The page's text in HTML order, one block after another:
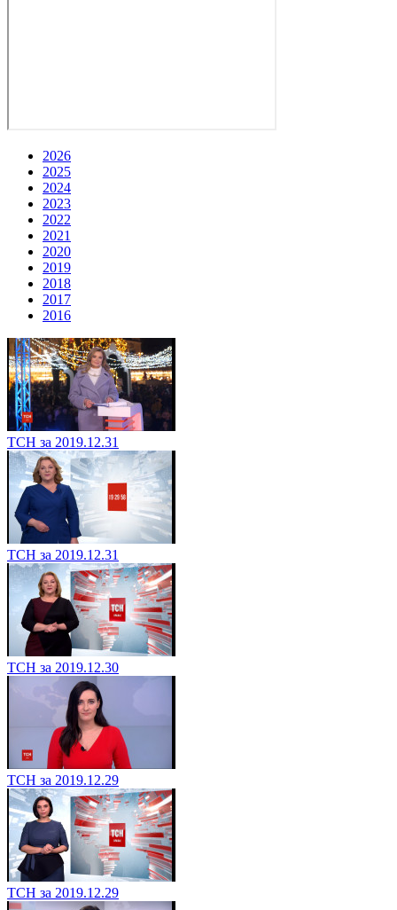
2026
2025
2024
2023
2022
2021
2020
2019
2018
2017
2016
ТСН за 2019.12.31
ТСН за 2019.12.31
ТСН за 2019.12.30
ТСН за 2019.12.29
ТСН за 2019.12.29